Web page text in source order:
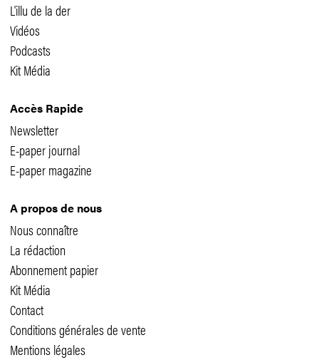
L'illu de la der
Vidéos
Podcasts
Kit Média
Accès Rapide
Newsletter
E-paper journal
E-paper magazine
A propos de nous
Nous connaître
La rédaction
Abonnement papier
Kit Média
Contact
Conditions générales de vente
Mentions légales